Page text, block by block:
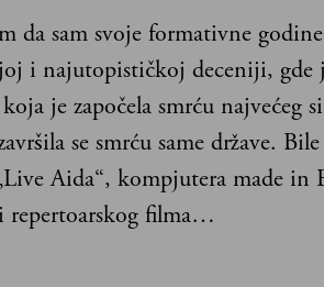
da sam svoje formativne
i najutopističkoj deceniji, gde
je započela smrću najvećeg
se smrću same države.
Aida“, kompjutera made in
repertoarskog filma…